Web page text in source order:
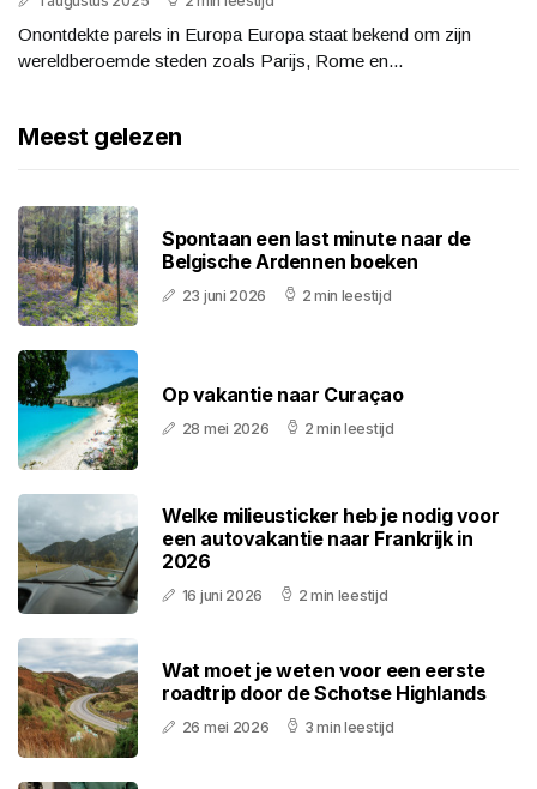
Onontdekte parels in Europa Europa staat bekend om zijn
wereldberoemde steden zoals Parijs, Rome en...
Meest gelezen
Spontaan een last minute naar de
Belgische Ardennen boeken
23 juni 2026 2 min leestijd
Op vakantie naar Curaçao
28 mei 2026 2 min leestijd
Welke milieusticker heb je nodig voor
een autovakantie naar Frankrijk in
2026
16 juni 2026 2 min leestijd
Wat moet je weten voor een eerste
roadtrip door de Schotse Highlands
26 mei 2026 3 min leestijd